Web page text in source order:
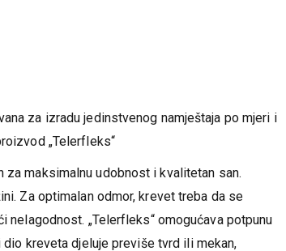
za izradu jedinstvenog namještaja po mjeri i
„Telerfleks“
maksimalnu udobnost i kvalitetan san.
Za optimalan odmor, krevet treba da se
„Telerfleks“ omogućava potpunu
kreveta djeluje previše tvrd ili mekan,